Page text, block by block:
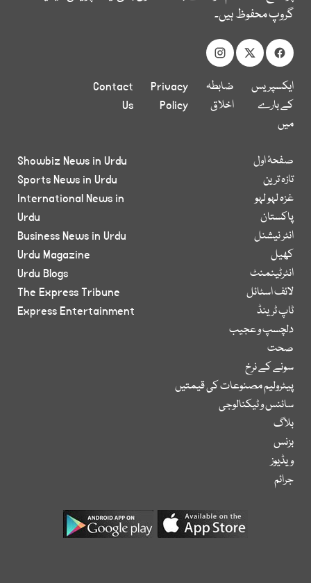
گروپ محفوظ ہیں۔
ایکسپریس
کے بارے
میں
ضابطہ
اخلاق
Privacy
Policy
Contact
Us
صفحۂ اول
تازہ ترین
غزہ لہو لہو
پاکستان
انٹر نیشنل
کھیل
انٹرٹینمنٹ
لائف اسٹائل
ٹاپ ٹرینڈ
دلچسپ و عجیب
صحت
سونے کے نرخ
پیٹرولیم مصنوعات کی قیمتیں
سائنس و ٹیکنالوجی
بلاگ
بزنس
ویڈیوز
جرائم
Showbiz News in Urdu
Sports News in Urdu
International News in
Urdu
Business News in Urdu
Urdu Magazine
Urdu Blogs
The Express Tribune
Express Entertainment